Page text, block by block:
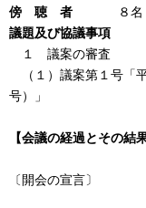
傍 聴 者 ８名
議題及び協議事項
１ 議案の審査
（１）議案第１号「
号）」
【会議の経過とその結果
〔開会の宣言〕